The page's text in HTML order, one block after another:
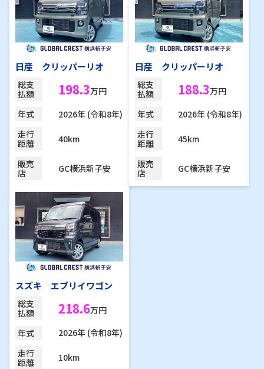
日産 クリッパーリオ
総支
払額
198.3万円
年式
2026年 (令和8年)
走行
距離
40km
販売
店
GC横浜新子安
日産 クリッパーリオ
総支
払額
188.3万円
年式
2026年 (令和8年)
走行
距離
45km
販売
店
GC横浜新子安
スズキ エブリイワゴン
総支
払額
218.6万円
年式
2026年 (令和8年)
走行
距離
10km